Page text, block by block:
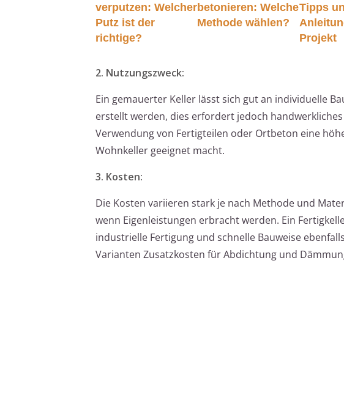
verputzen: Welcher
Putz ist der
richtige?
betonieren: Welche
Methode wählen?
Tipps
Projekt
2. Nutzungszweck:
Ein gemauerter Keller lässt sich gut an individuelle
erstellt werden, dies erfordert jedoch
Verwendung von Fertigteilen oder Ortbeton eine
Wohnkeller geeignet macht.
3. Kosten:
Die Kosten variieren stark je nach Methode und
wenn Eigenleistungen erbracht werden. Ein
industrielle Fertigung und schnelle Bauweise
Varianten Zusatzkosten für Abdichtung und